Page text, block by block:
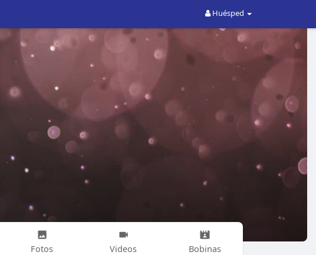
Huésped
Fotos Videos Bobinas